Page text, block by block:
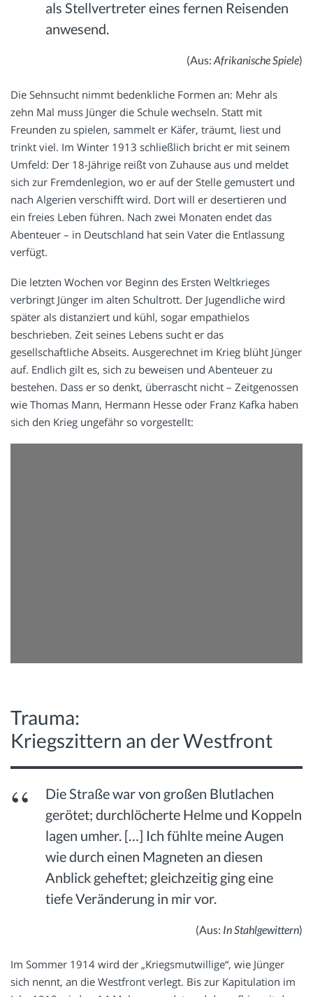
als Stellvertreter eines fernen Reisenden
anwesend.
(Aus: Afrikanische Spiele)
Die Sehnsucht nimmt bedenkliche Formen an: Mehr als
zehn Mal muss Jünger die Schule wechseln. Statt mit
Freunden zu spielen, sammelt er Käfer, träumt, liest und
trinkt viel. Im Winter 1913 schließlich bricht er mit seinem
Umfeld: Der 18-Jährige reißt von Zuhause aus und meldet
sich zur Fremdenlegion, wo er auf der Stelle gemustert und
nach Algerien verschifft wird. Dort will er desertieren und
ein freies Leben führen. Nach zwei Monaten endet das
Abenteuer – in Deutschland hat sein Vater die Entlassung
verfügt.
Die letzten Wochen vor Beginn des Ersten Weltkrieges
verbringt Jünger im alten Schultrott. Der Jugendliche wird
später als distanziert und kühl, sogar empathielos
beschrieben. Zeit seines Lebens sucht er das
gesellschaftliche Abseits. Ausgerechnet im Krieg blüht Jünger
auf. Endlich gilt es, sich zu beweisen und Abenteuer zu
bestehen. Dass er so denkt, überrascht nicht – Zeitgenossen
wie Thomas Mann, Hermann Hesse oder Franz Kafka haben
sich den Krieg ungefähr so vorgestellt:
Trauma:
Kriegszittern an der Westfront
Die Straße war von großen Blutlachen
gerötet; durchlöcherte Helme und Koppeln
lagen umher. […] Ich fühlte meine Augen
wie durch einen Magneten an diesen
Anblick geheftet; gleichzeitig ging eine
tiefe Veränderung in mir vor.
(Aus: In Stahlgewittern)
Im Sommer 1914 wird der „Kriegsmutwillige“, wie Jünger
sich nennt, an die Westfront verlegt. Bis zur Kapitulation im